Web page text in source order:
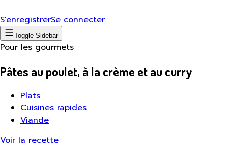
S'enregistrerSe connecter
Toggle Sidebar
Pour les gourmets
Pâtes au poulet, à la crème et au curry
Plats
Cuisines rapides
Viande
Voir la recette